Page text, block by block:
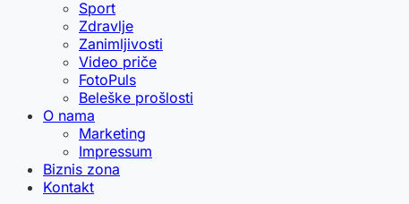
Sport
Zdravlje
Zanimljivosti
Video priče
FotoPuls
Beleške prošlosti
O nama
Marketing
Impressum
Biznis zona
Kontakt